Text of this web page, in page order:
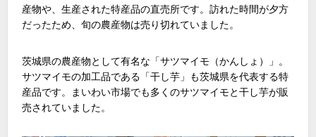
産物や、生産された特産品の直売所です。訪れた時間が夕方
だったため、旬の農産物は売り切れていました。
茨城県の農産物として有名な「サツマイモ（かんしょ）」。
サツマイモの加工品である「干し芋」も茨城県を代表する特
産品です。まいわい市場でも多くのサツマイモと干し芋が販
売されていました。